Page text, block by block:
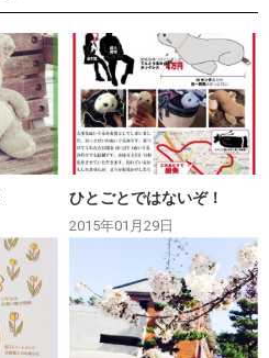
ひとごとではないぞ！
2015年01月29日